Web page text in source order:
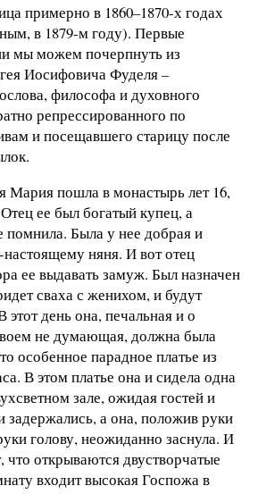
примерно в 1860–1870-х годах
в 1879-м году). Первые
мы можем почерпнуть из
Иосифовича Фуделя–
философа и духовного
репрессированного по
и посещавшего старицу после
Мария пошла в монастырь лет 16,
ее был богатый купец, а
помнила. Была у нее добрая и
няня. И вот отец
ее выдавать замуж. Был назначен
сваха с женихом, и будут
этот день она, печальная и о
не думающая, должна была
особенное парадное платье из
В этом платье она и сидела одна
зале, ожидая гостей и
задержались, а она, положив руки
голову, неожиданно заснула. И
что открываются двустворчатые
входит высокая Госпожа в